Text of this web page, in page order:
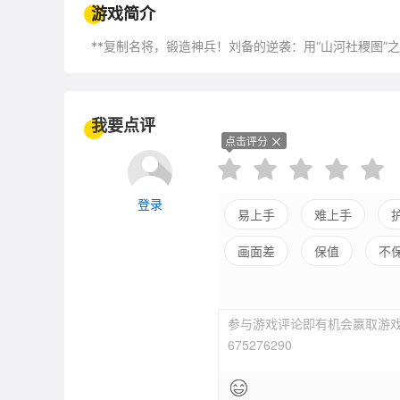
游戏简介
**复制名将，锻造神兵！刘备的逆袭：用“山河社稷图”
我要点评
登录
点击评分
易上手 难上手
画面差 保值 不
参与游戏评论即有机会赢取游
675276290